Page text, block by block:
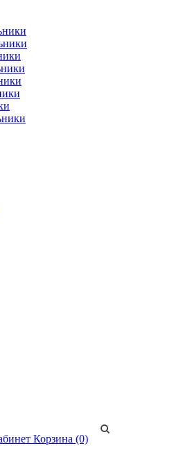
Корзина (0)